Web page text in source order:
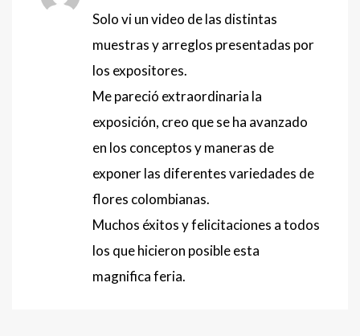
Solo vi un video de las distintas
muestras y arreglos presentadas por
los expositores.
Me pareció extraordinaria la
exposición, creo que se ha avanzado
en los conceptos y maneras de
exponer las diferentes variedades de
flores colombianas.
Muchos éxitos y felicitaciones a todos
los que hicieron posible esta
magnifica feria.